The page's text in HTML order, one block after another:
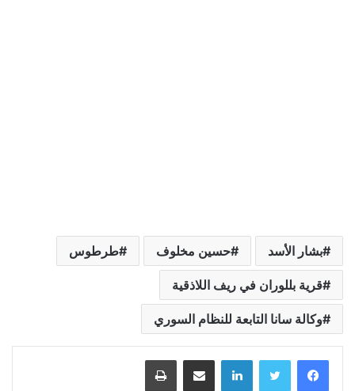
بشار الأسد حسين مخلوف طرطوس
قرية بللوران في ريف اللاذقية
وكالة سانا التابعة للنظام السوري
لينكدإن